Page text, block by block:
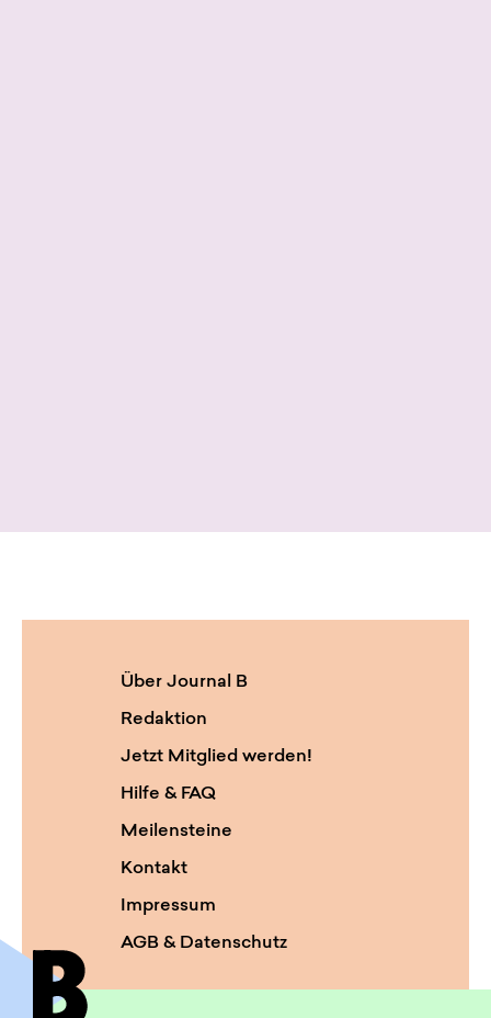
Über Journal B
Redaktion
Jetzt Mitglied werden!
Hilfe & FAQ
Meilensteine
Kontakt
Impressum
AGB & Datenschutz